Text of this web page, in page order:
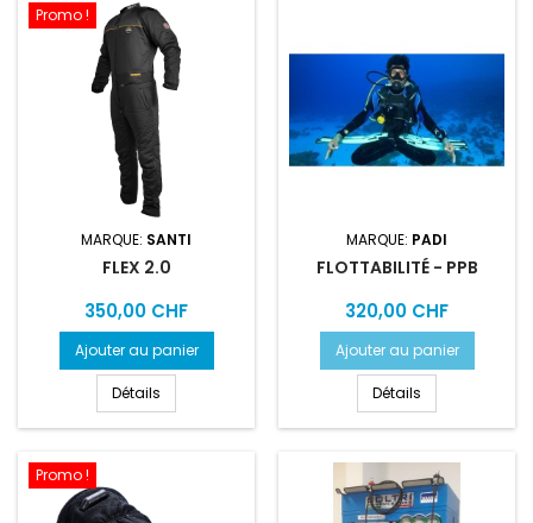
Promo !
MARQUE: SANTI
FLEX 2.0
Prix
350,00 CHF
Ajouter au panier
Détails
MARQUE: PADI
FLOTTABILITÉ - PPB
Prix
320,00 CHF
Ajouter au panier
Détails
Promo !